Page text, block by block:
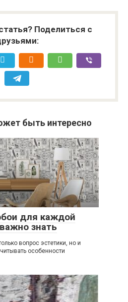
Поделиться с
быть интересно
0
для каждой
знать
вопрос эстетики, но и
особенности